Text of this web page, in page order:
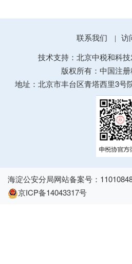
联系我们 |
访
技术支持：北京中税和科
版权所有：中国注
地址：北京市丰台区青塔西里3号
海淀公安分局网站备案号：
京ICP备14043317号